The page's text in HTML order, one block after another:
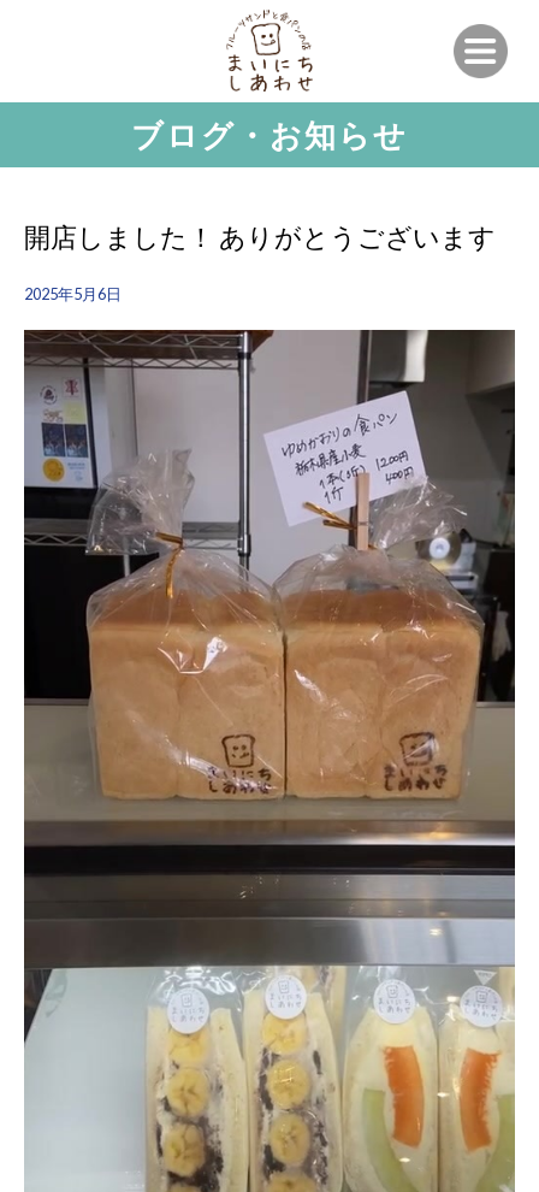
ブログ・お知らせ
開店しました！ ありがとうございます
2025年5月6日